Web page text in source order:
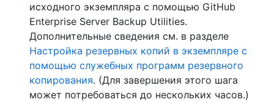
исходного экземпляра с помощью GitHub
Enterprise Server Backup Utilities.
Дополнительные сведения см. в разделе
Настройка резервных копий в экземпляре с
помощью служебных программ резервного
копирования. (Для завершения этого шага
может потребоваться до нескольких часов.)